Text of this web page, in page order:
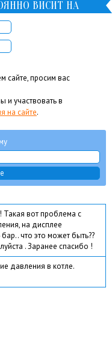
ВИСИТ НА
сайте, просим вас
и участвовать в
на сайте.
вот проблема с
на дисплее
что это может быть??
. Заранее спасибо !
давления в котле.